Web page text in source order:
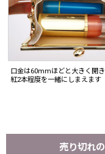
口金は60mmほどと大きく開
紅2本程度を一緒にしまえます
売り切れ